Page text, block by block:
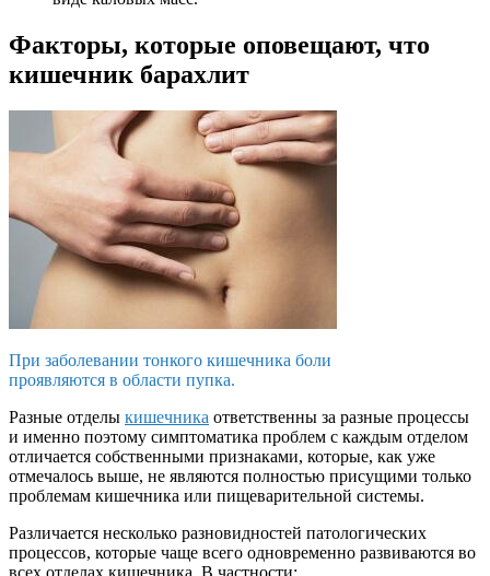
Факторы, которые оповещают, что
кишечник барахлит
При заболевании тонкого кишечника боли
проявляются в области пупка.
Разные отделы кишечника ответственны за разные процессы
и именно поэтому симптоматика проблем с каждым отделом
отличается собственными признаками, которые, как уже
отмечалось выше, не являются полностью присущими только
проблемам кишечника или пищеварительной системы.
Различается несколько разновидностей патологических
процессов, которые чаще всего одновременно развиваются во